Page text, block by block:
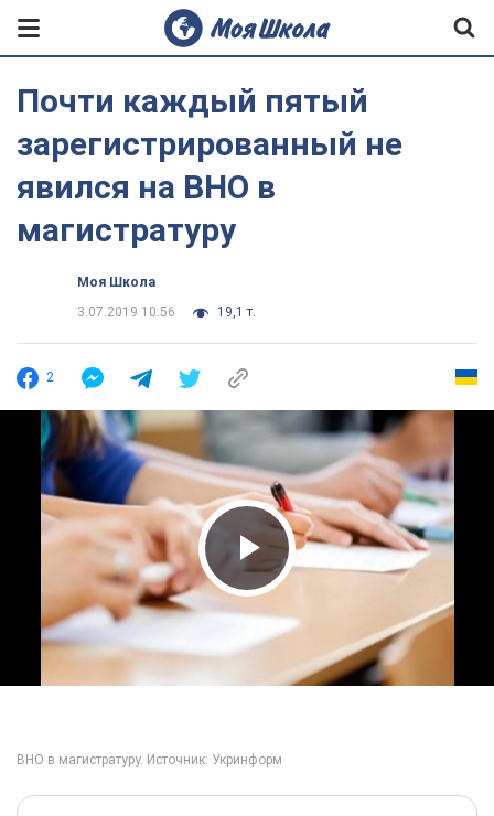
Почти каждый пятый
зарегистрированный не
явился на ВНО в
магистратуру
Моя Школа
3.07.2019 10:56
19,1 т.
2
Play Video